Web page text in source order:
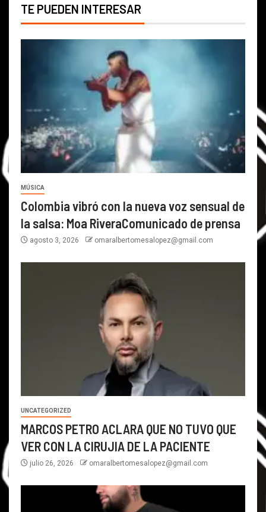
TE PUEDEN INTERESAR
MÚSICA
Colombia vibró con la nueva voz sensual de
la salsa: Moa RiveraComunicado de prensa
agosto 3, 2026 omaralbertomesalopez@gmail.com
UNCATEGORIZED
MARCOS PETRO ACLARA QUE NO TUVO QUE
VER CON LA CIRUJIA DE LA PACIENTE
julio 26, 2026 omaralbertomesalopez@gmail.com